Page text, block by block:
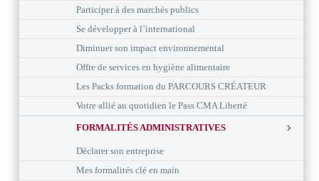
Participer à des marchés publics
Se développer à l’international
Diminuer son impact environnemental
Offre de services en hygiène alimentaire
Les Packs formation du PARCOURS CRÉATEUR
Votre allié au quotidien le Pass CMA Liberté
FORMALITÉS ADMINISTRATIVES
Déclarer son entreprise
Mes formalités clé en main